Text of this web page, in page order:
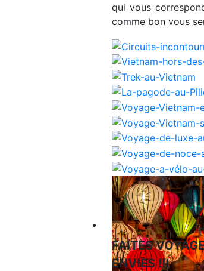
qui vous
comme bon vous
Voyages en
FAITES
ENVIES !!!